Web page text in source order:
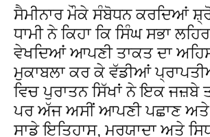
ਸੈਮੀਨਾਰ ਮੌਕੇ ਸੰਬੋਧਨ ਕਰਦਿਆਂ
ਧਾਮੀ ਨੇ ਕਿਹਾ ਕਿ ਸਿੰਘ ਸਭਾ
ਵੇਖਦਿਆਂ ਆਪਣੀ ਤਾਕਤ ਦਾ
ਮੁਕਾਬਲਾ ਕਰ ਕੇ ਵੱਡੀਆਂ
ਵਿਚ ਪੁਰਾਤਨ ਸਿੱਖਾਂ ਨੇ ਇਕ ਜਜ਼ਬੇ
ਪਰ ਅੱਜ ਅਸੀਂ ਆਪਣੀ ਪਛਾਣ ਅਤੇ
ਸਾਡੇ ਇਤਿਹਾਸ, ਮਰਯਾਦਾ ਅਤੇ